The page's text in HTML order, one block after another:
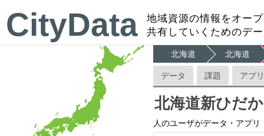
CityData
地域資源の情報をオー
共有していくためのデ
北海道 北海道
データ 課題 アプリ
北海道新ひだ
人のユーザがデータ・アプ